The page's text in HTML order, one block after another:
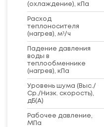
(охлаждение), кПа
Расход
теплоносителя
(нагрев), м³/ч
Падение давления
воды в
теплообменнике
(нагрев), кПа
Уровень шума (Выс./
Ср./Низк. скорость),
дБ(А)
Рабочее давление,
МПа